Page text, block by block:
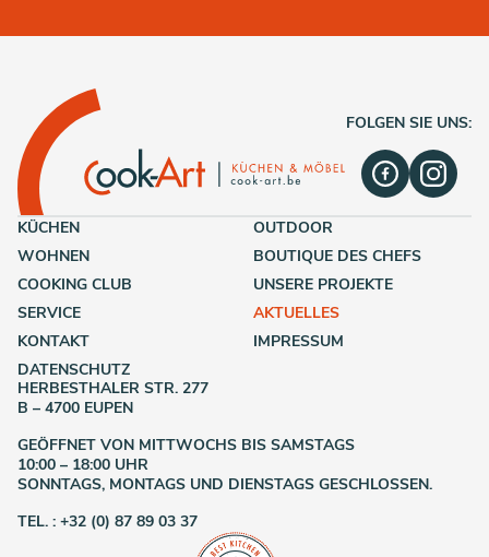
FOLGEN SIE UNS:
KÜCHEN
OUTDOOR
WOHNEN
BOUTIQUE DES CHEFS
COOKING CLUB
UNSERE PROJEKTE
SERVICE
AKTUELLES
KONTAKT
IMPRESSUM
DATENSCHUTZ
HERBESTHALER STR. 277
B – 4700 EUPEN
GEÖFFNET VON MITTWOCHS BIS SAMSTAGS
10:00 – 18:00 UHR
SONNTAGS, MONTAGS UND DIENSTAGS GESCHLOSSEN.
TEL. : +32 (0) 87 89 03 37